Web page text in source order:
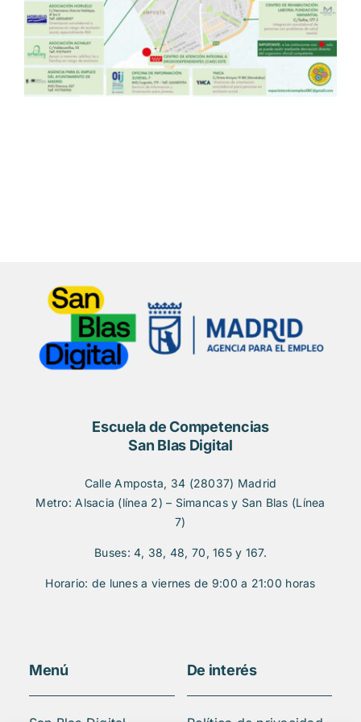
Mediateca
Escuela de Competencias
San Blas Digital
Calle Amposta, 34 (28037) Madrid
Metro: Alsacia (línea 2) – Simancas y San Blas (Línea
7)
Buses: 4, 38, 48, 70, 165 y 167.
Horario: de lunes a viernes de 9:00 a 21:00 horas
Menú De interés